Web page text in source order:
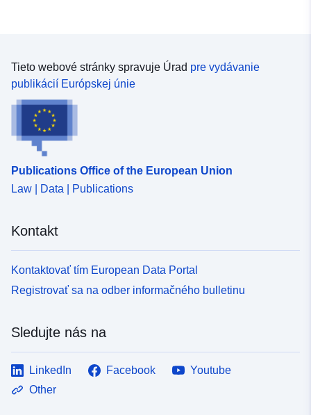
Tieto webové stránky spravuje Úrad pre vydávanie
publikácií Európskej únie
Publications Office of the European Union
Law | Data | Publications
Kontakt
Kontaktovať tím European Data Portal
Registrovať sa na odber informačného bulletinu
Sledujte nás na
LinkedIn Facebook
Youtube
Other